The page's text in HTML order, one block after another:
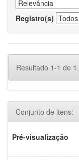
Registro(s)
Resultado 1-1 de 1.
Conjunto de itens:
Pré-visualização